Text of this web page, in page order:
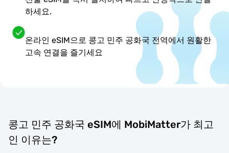
하세요.
온라인 eSIM으로 콩고 민주 공화국 전역에서 원활한
고속 연결을 즐기세요
콩고 민주 공화국 eSIM에 MobiMatter가 최고
인 이유는?